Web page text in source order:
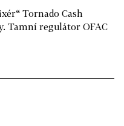
Tornado Cash
Tamní regulátor OFAC